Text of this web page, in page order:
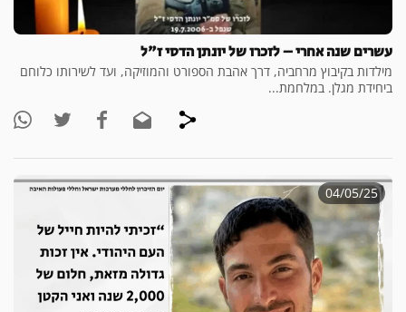
עשרים שנה אחרי – לזכרו של יונתן הדסי ז"ל
מילדות בקיבוץ מרחביה, דרך אהבת הספורט והמוזיקה, ועד לשירותו כלוחם
ביחידת מגלן. במלחמת...
04/05/25